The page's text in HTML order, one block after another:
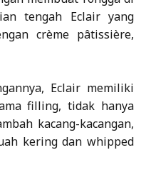
tengah Eclair yang
crème pâtissière,
Eclair memiliki
filling, tidak hanya
kacang-kacangan,
kering dan whipped